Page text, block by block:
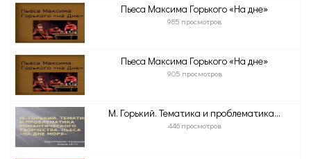
Пьеса Максима Горького «На дне»
985 просмотров
Пьеса Максима Горького «На дне»
905 просмотров
М. Горький. Тематика и проблематика...
446 просмотров